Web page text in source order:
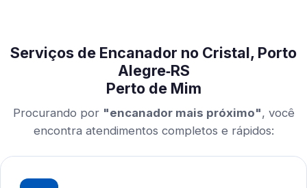
Serviços de Encanador no Cristal, Porto
Alegre‑RS
Perto de Mim
Procurando por "encanador mais próximo", você
encontra atendimentos completos e rápidos: